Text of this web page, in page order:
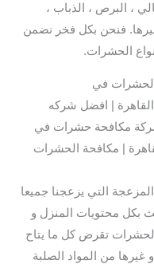
، البرص ، الذباب ،
فنحن بكل فخر نضمن
الحشرات.
في
| افضل شركه
مكافحة حشرات في
| مكافحة الحشرات
التي يزعجنا جميعا
بكل محتويات المنزل و
تقرض كل ما يتاح
من المواد الصلبة